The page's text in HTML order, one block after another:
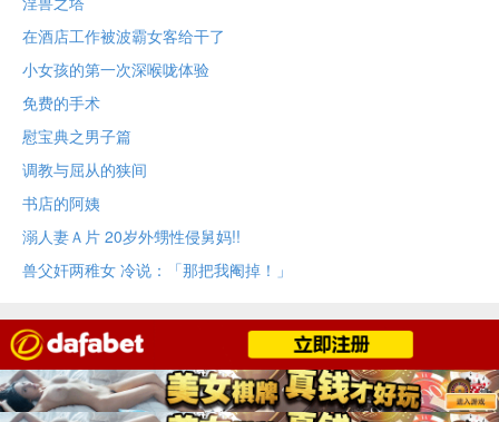
在酒店工作被波霸女客给干了
小女孩的第一次深喉咙体验
免费的手术
慰宝典之男子篇
调教与屈从的狭间
书店的阿姨
溺人妻Ａ片 20岁外甥性侵舅妈!!
兽父奸两稚女 冷说：「那把我阉掉！」